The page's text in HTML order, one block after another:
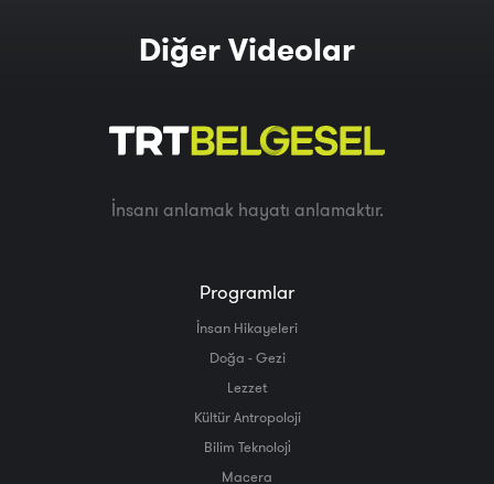
Diğer Videolar
İnsanı anlamak hayatı anlamaktır.
Programlar
İnsan Hikayeleri
Doğa - Gezi
Lezzet
Kültür Antropoloji
Bilim Teknoloji̇
Macera